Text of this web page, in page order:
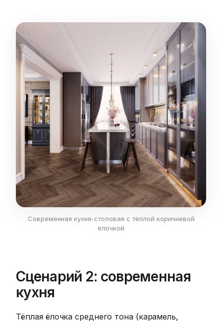
Современная кухня-столовая с тёплой коричневой
ёлочкой
Сценарий 2: современная
кухня
Тёплая ёлочка среднего тона (карамель,